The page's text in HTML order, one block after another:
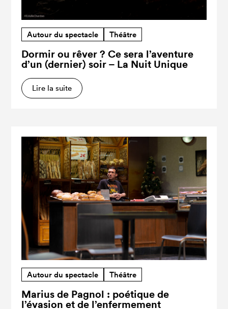
Autour du spectacle Théâtre
Dormir ou rêver ? Ce sera l’aventure
d’un (dernier) soir – La Nuit Unique
Lire la suite
Autour du spectacle Théâtre
Marius de Pagnol : poétique de
l’évasion et de l’enfermement